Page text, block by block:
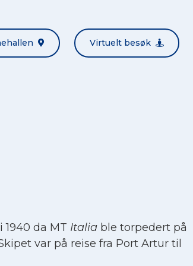
Virtuelt besøk
1940 da MT Italiable torpedert på
var på reise fra Port Artur til